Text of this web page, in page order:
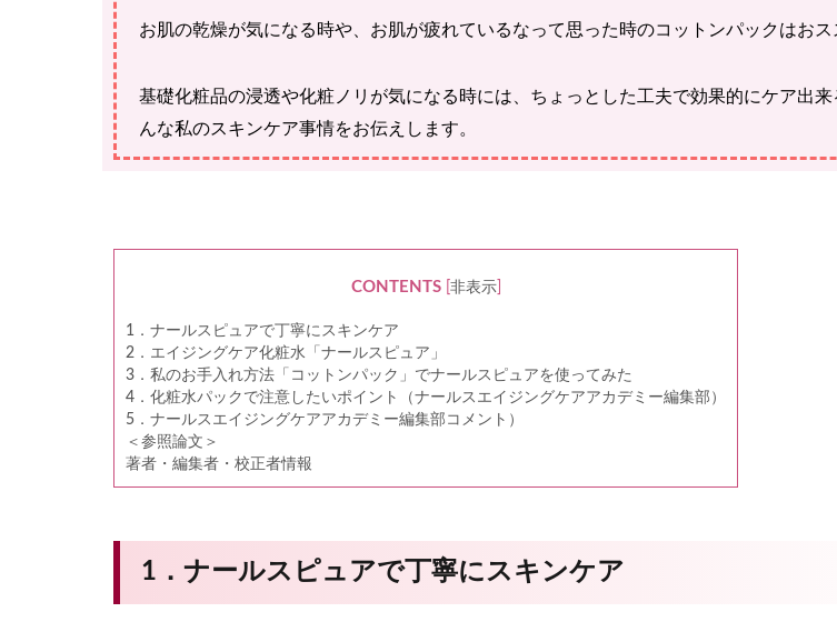
お肌の乾燥が気になる時や、お肌が疲れているなって思った時のコットンパックはおス
基礎化粧品の浸透や化粧ノリが気になる時には、ちょっとした工夫で効果的にケア出来
んな私のスキンケア事情をお伝えします。
CONTENTS 非表示]
1．ナールスピュアで丁寧にスキンケア
2．エイジングケア化粧水「ナールスピュア」
3．私のお手入れ方法「コットンパック」でナールスピュアを使ってみた
4．化粧水パックで注意したいポイント（ナールスエイジングケアアカデミー編集部）
5．ナールスエイジングケアアカデミー編集部コメント）
＜参照論文＞
著者・編集者・校正者情報
1．ナールスピュアで丁寧にスキンケア